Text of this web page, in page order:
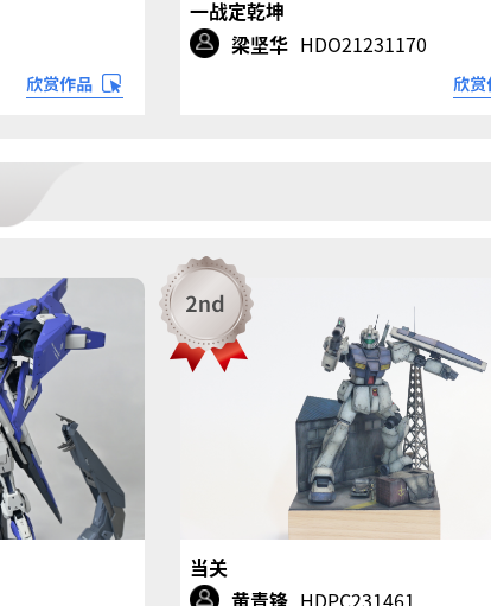
一战定乾坤
梁坚华
HDO21231170
当关
黄青锋
HDPC231461